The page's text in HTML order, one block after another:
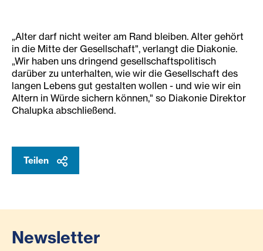
„Alter darf nicht weiter am Rand bleiben. Alter gehört
in die Mitte der Gesellschaft", verlangt die Diakonie.
„Wir haben uns dringend gesellschaftspolitisch
darüber zu unterhalten, wie wir die Gesellschaft des
langen Lebens gut gestalten wollen - und wie wir ein
Altern in Würde sichern können," so Diakonie Direktor
Chalupka abschließend.
Teilen
Newsletter